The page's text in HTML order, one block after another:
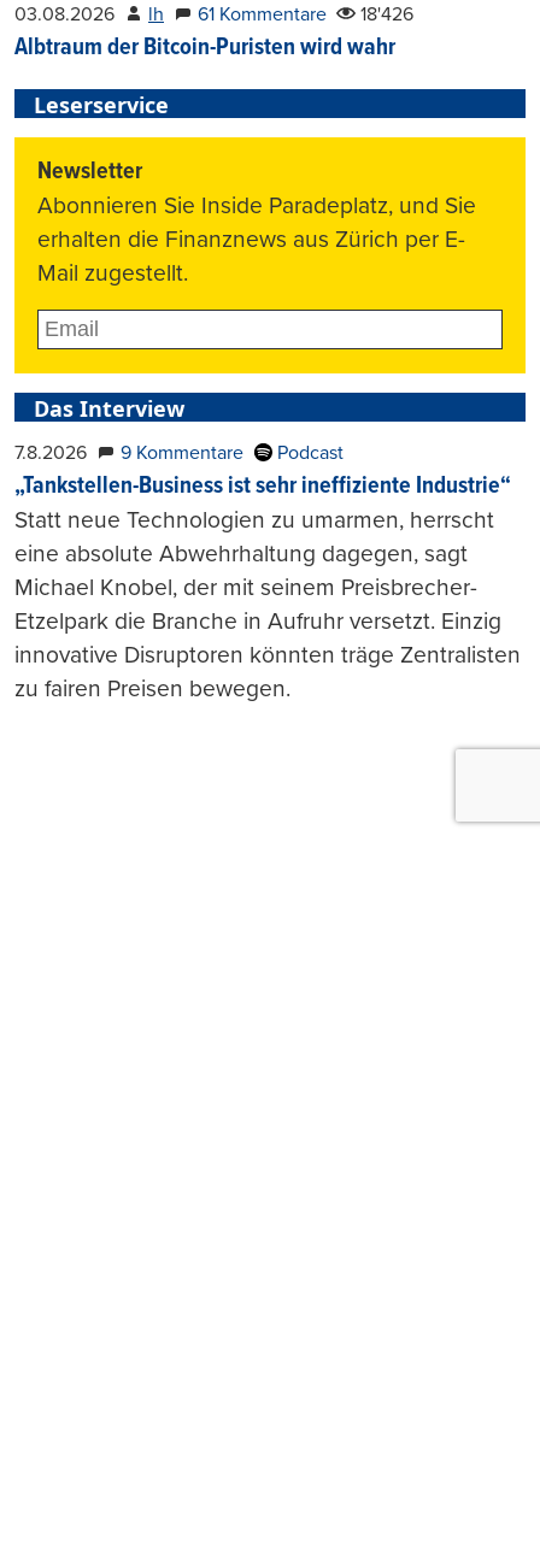
03.08.2026 lh 61 Kommentare 18'426
Albtraum der Bitcoin-Puristen wird wahr
Leserservice
Newsletter
Abonnieren Sie Inside Paradeplatz, und Sie
erhalten die Finanznews aus Zürich per E-
Mail zugestellt.
Das Interview
7.8.2026 9 Kommentare Podcast
„Tankstellen-Business ist sehr ineffiziente Industrie“
Statt neue Technologien zu umarmen, herrscht
eine absolute Abwehrhaltung dagegen, sagt
Michael Knobel, der mit seinem Preisbrecher-
Etzelpark die Branche in Aufruhr versetzt. Einzig
innovative Disruptoren könnten träge Zentralisten
zu fairen Preisen bewegen.